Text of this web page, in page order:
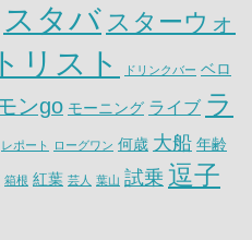
スタバ スターウォ
リスト ドリンクバー ベロ
ンgo モーニング ライブ ラ
レポート ローグワン 何歳 大船 年齢
箱根 紅葉 芸人 葉山 試乗 逗子